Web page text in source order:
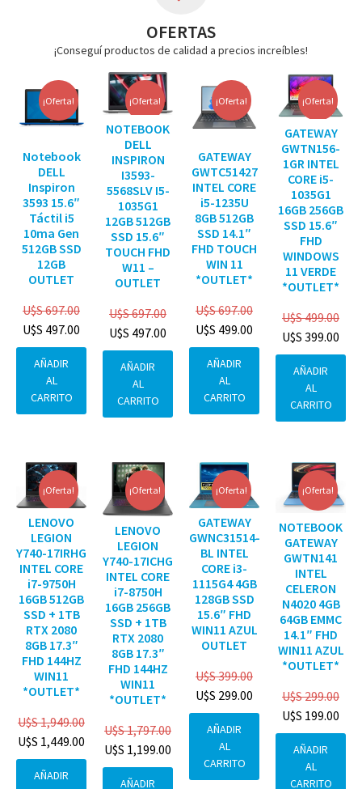
OFERTAS
¡Conseguí productos de calidad a precios increíbles!
¡Oferta!
Notebook
DELL
Inspiron
3593 15.6″
Táctil i5
10ma Gen
512GB SSD
12GB
OUTLET
U$S697.00
U$S 497.00
AÑADIR
AL
CARRITO
¡Oferta!
NOTEBOOK
DELL
INSPIRON
I3593-
5568SLV I5-
1035G1
12GB 512GB
SSD 15.6″
TOUCH FHD
W11 –
OUTLET
U$S697.00
U$S 497.00
AÑADIR
AL
CARRITO
¡Oferta!
GATEWAY
GWTC51427
INTEL CORE
i5-1235U
8GB 512GB
SSD 14.1″
FHD TOUCH
WIN 11
*OUTLET*
U$S697.00
U$S 499.00
AÑADIR
AL
CARRITO
¡Oferta!
GATEWAY
GWTN156-
1GR INTEL
CORE i5-
1035G1
16GB 256GB
SSD 15.6″
FHD
WINDOWS
11 VERDE
*OUTLET*
U$S499.00
U$S 399.00
AÑADIR
AL
CARRITO
¡Oferta!
LENOVO
LEGION
Y740-17IRHG
INTEL CORE
i7-9750H
16GB 512GB
SSD + 1TB
RTX 2080
8GB 17.3″
FHD 144HZ
WIN11
*OUTLET*
U$S1,949.00
U$S 1,449.00
AÑADIR
¡Oferta!
LENOVO
LEGION
Y740-17ICHG
INTEL CORE
i7-8750H
16GB 256GB
SSD + 1TB
RTX 2080
8GB 17.3″
FHD 144HZ
WIN11
*OUTLET*
U$S1,797.00
U$S 1,199.00
AÑADIR
¡Oferta!
GATEWAY
GWNC31514-
BL INTEL
CORE i3-
1115G4 4GB
128GB SSD
15.6″ FHD
WIN11 AZUL
OUTLET
U$S399.00
U$S 299.00
AÑADIR
AL
CARRITO
¡Oferta!
NOTEBOOK
GATEWAY
GWTN141
INTEL
CELERON
N4020 4GB
64GB EMMC
14.1″ FHD
WIN11 AZUL
*OUTLET*
U$S299.00
U$S 199.00
AÑADIR
AL
CARRITO